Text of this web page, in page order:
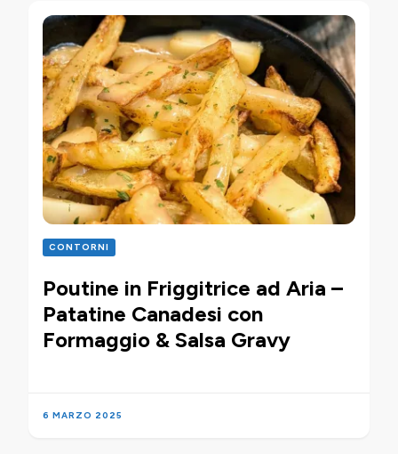
CONTORNI
Poutine in Friggitrice ad Aria –
Patatine Canadesi con
Formaggio & Salsa Gravy
6 MARZO 2025